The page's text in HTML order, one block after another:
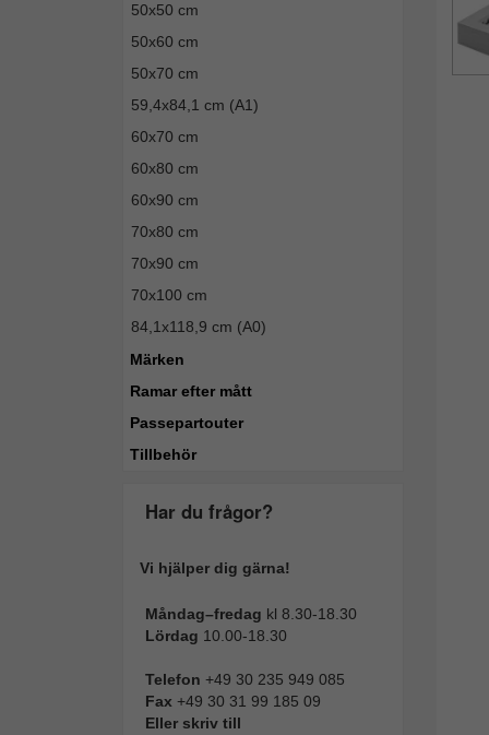
50x50 cm
50x60 cm
50x70 cm
59,4x84,1 cm (A1)
60x70 cm
60x80 cm
60x90 cm
70x80 cm
70x90 cm
70x100 cm
84,1x118,9 cm (A0)
Märken
Ramar efter mått
Passepartouter
Tillbehör
Har du frågor?
Vi hjälper dig gärna!
Måndag–fredag kl 8.30-18.30
Lördag 10.00-18.30
Telefon +49 30 235 949 085
Fax +49 30 31 99 185 09
Eller skriv till